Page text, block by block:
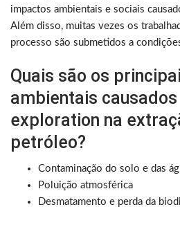
impactos ambientais e sociais
Além disso, muitas vezes os
processo são submetidos a
Quais são os
ambientais
exploration na
petróleo?
Contaminação do solo e das
Poluição atmosférica
Desmatamento e perda da